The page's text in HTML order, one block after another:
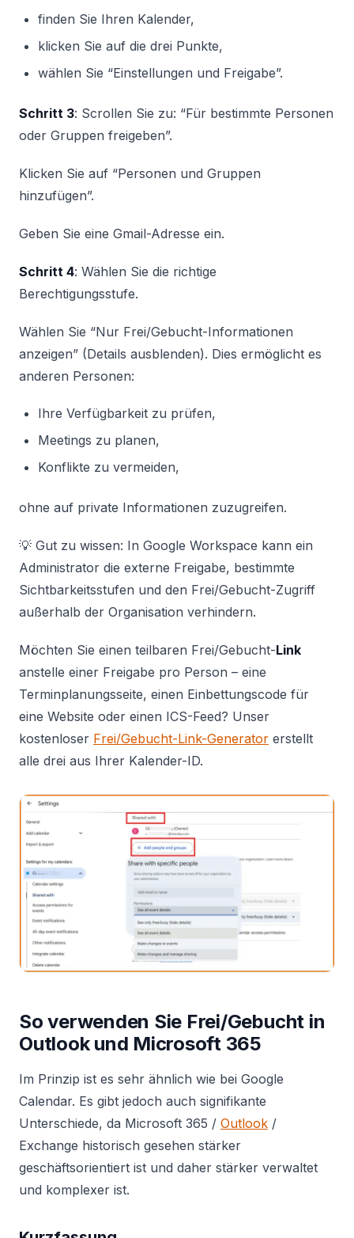
finden Sie Ihren Kalender,
klicken Sie auf die drei Punkte,
wählen Sie “Einstellungen und Freigabe”.
Schritt 3: Scrollen Sie zu: “Für bestimmte Personen
oder Gruppen freigeben”.
Klicken Sie auf “Personen und Gruppen
hinzufügen”.
Geben Sie eine Gmail-Adresse ein.
Schritt 4: Wählen Sie die richtige
Berechtigungsstufe.
Wählen Sie “Nur Frei/Gebucht-Informationen
anzeigen” (Details ausblenden). Dies ermöglicht es
anderen Personen:
Ihre Verfügbarkeit zu prüfen,
Meetings zu planen,
Konflikte zu vermeiden,
ohne auf private Informationen zuzugreifen.
💡 Gut zu wissen: In Google Workspace kann ein
Administrator die externe Freigabe, bestimmte
Sichtbarkeitsstufen und den Frei/Gebucht-Zugriff
außerhalb der Organisation verhindern.
Möchten Sie einen teilbaren Frei/Gebucht-Link
anstelle einer Freigabe pro Person – eine
Terminplanungsseite, einen Einbettungscode für
eine Website oder einen ICS-Feed? Unser
kostenloser Frei/Gebucht-Link-Generator erstellt
alle drei aus Ihrer Kalender-ID.
So verwenden Sie Frei/Gebucht in
Outlook und Microsoft 365
Im Prinzip ist es sehr ähnlich wie bei Google
Calendar. Es gibt jedoch auch signifikante
Unterschiede, da Microsoft 365 / Outlook /
Exchange historisch gesehen stärker
geschäftsorientiert ist und daher stärker verwaltet
und komplexer ist.